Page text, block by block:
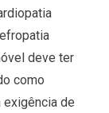
deve ter
como
exigência de